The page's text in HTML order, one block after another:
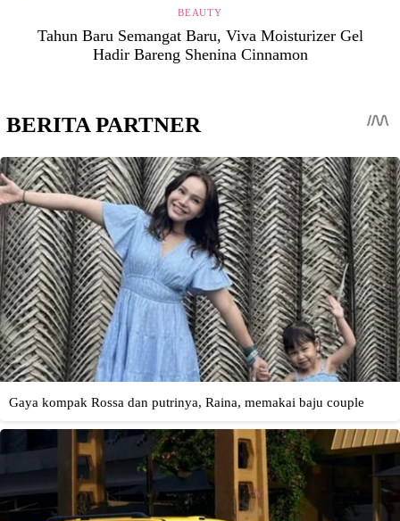
BEAUTY
Tahun Baru Semangat Baru, Viva Moisturizer Gel
Hadir Bareng Shenina Cinnamon